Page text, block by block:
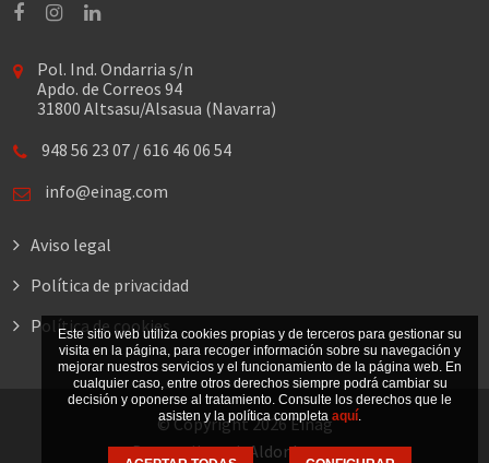
Facebook
InstagramLinkedin
Pol. Ind. Ondarria s/n
Apdo. de Correos 94
31800 Altsasu/Alsasua (Navarra)
948 56 23 07 /616 46 06 54
info@einag.com
Aviso legal
Política de privacidad
Política de cookies
© Copyright 2026 Einag
Desarrollo webAldor Internet
Este sitio web utiliza cookies propias y de terceros para gestionar su
visita en la página, para recoger información sobre su navegación y
mejorar nuestros servicios y el funcionamiento de la página web. En
cualquier caso, entre otros derechos siempre podrá cambiar su
decisión y oponerse al tratamiento. Consulte los derechos que le
asisten y la política completa aquí.